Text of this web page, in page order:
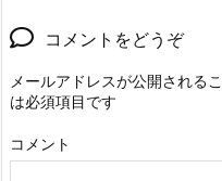
コメントをどうぞ
メールアドレスが公開される
は必須項目です
コメント